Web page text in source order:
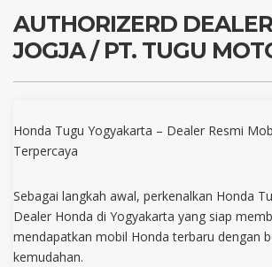
AUTHORIZERD
JOGJA / PT. TUGU
Honda Tugu Yogyakarta – Dealer Resmi
Terpercaya
Sebagai langkah awal, perkenalkan Honda
Dealer Honda di Yogyakarta yang siap
mendapatkan mobil Honda terbaru dengan
kemudahan.